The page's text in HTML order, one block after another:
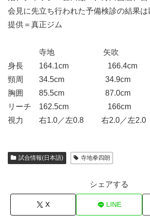
会見に先立ち行われた予備検診の結果
提供＝真正ジム
寺地 矢吹
身長 164.1cm 166.4cm
頸周 34.5cm 34.9cm
胸囲 85.5cm 87.0cm
リーチ 162.5cm 166cm
視力 右1.0／左0.8 右2.0／左2.0
試合情報(日本語) 寺地拳四朗
シェアする
X LINE